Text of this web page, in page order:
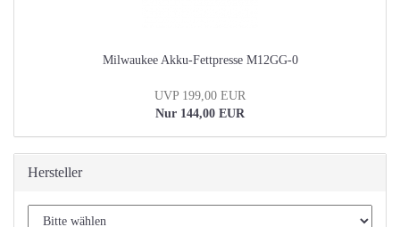
Milwaukee Akku-Fettpresse M12GG-0
UVP 199,00 EUR
Nur 144,00 EUR
Hersteller